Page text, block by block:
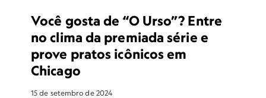
Você gosta de “O Urso”? Entre
no clima da premiada série e
prove pratos icônicos em
Chicago
15 de setembro de 2024